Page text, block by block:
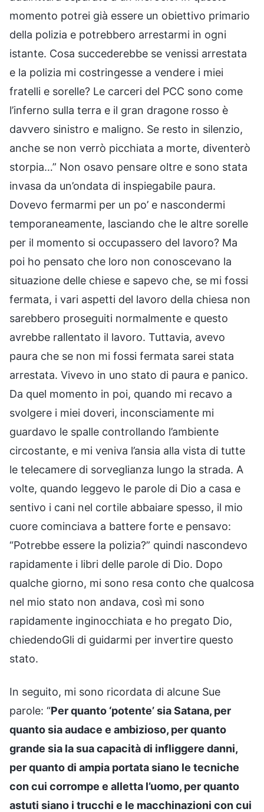
momento potrei già essere un obiettivo primario
della polizia e potrebbero arrestarmi in ogni
istante. Cosa succederebbe se venissi arrestata
e la polizia mi costringesse a vendere i miei
fratelli e sorelle? Le carceri del PCC sono come
l’inferno sulla terra e il gran dragone rosso è
davvero sinistro e maligno. Se resto in silenzio,
anche se non verrò picchiata a morte, diventerò
storpia…” Non osavo pensare oltre e sono stata
invasa da un’ondata di inspiegabile paura.
Dovevo fermarmi per un po’ e nascondermi
temporaneamente, lasciando che le altre sorelle
per il momento si occupassero del lavoro? Ma
poi ho pensato che loro non conoscevano la
situazione delle chiese e sapevo che, se mi fossi
fermata, i vari aspetti del lavoro della chiesa non
sarebbero proseguiti normalmente e questo
avrebbe rallentato il lavoro. Tuttavia, avevo
paura che se non mi fossi fermata sarei stata
arrestata. Vivevo in uno stato di paura e panico.
Da quel momento in poi, quando mi recavo a
svolgere i miei doveri, inconsciamente mi
guardavo le spalle controllando l’ambiente
circostante, e mi veniva l’ansia alla vista di tutte
le telecamere di sorveglianza lungo la strada. A
volte, quando leggevo le parole di Dio a casa e
sentivo i cani nel cortile abbaiare spesso, il mio
cuore cominciava a battere forte e pensavo:
“Potrebbe essere la polizia?” quindi nascondevo
rapidamente i libri delle parole di Dio. Dopo
qualche giorno, mi sono resa conto che qualcosa
nel mio stato non andava, così mi sono
rapidamente inginocchiata e ho pregato Dio,
chiedendoGli di guidarmi per invertire questo
stato.
In seguito, mi sono ricordata di alcune Sue
parole: “Per quanto ‘potente’ sia Satana, per
quanto sia audace e ambizioso, per quanto
grande sia la sua capacità di infliggere danni,
per quanto di ampia portata siano le tecniche
con cui corrompe e alletta l’uomo, per quanto
astuti siano i trucchi e le macchinazioni con cui